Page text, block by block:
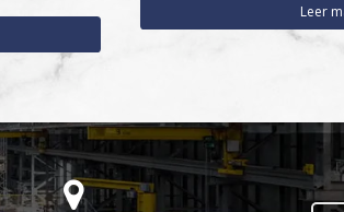
Leer